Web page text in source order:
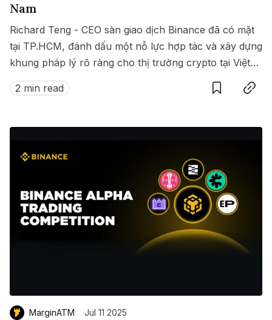
Nam
Richard Teng - CEO sàn giao dịch Binance đã có mặt
tại TP.HCM, đánh dấu một nỗ lực hợp tác và xây dựng
khung pháp lý rõ ràng cho thị trường crypto tại Việt
Nam.
2 min read
SaveCopy link
MarginATM Jul 11 2025